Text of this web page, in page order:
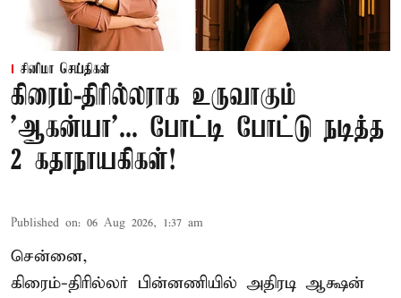
சினிமா செய்திகள்
கிரைம்-திரில்லராக உருவாகும்
'ஆகன்யா'... போட்டி போட்டு நடித்த
2 கதாநாயகிகள்!
Published on: 06 Aug 2026, 1:37 am
சென்னை,
கிரைம்-திரில்லர் பின்னணியில் அதிரடி ஆக்ஷன்